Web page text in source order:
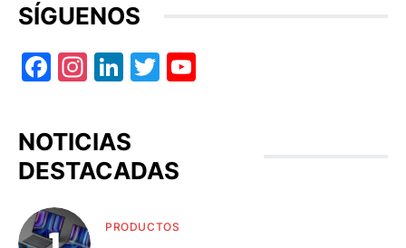
SÍGUENOS
Facebook
Instagram
LinkedIn
Twitter
NOTICIAS
DESTACADAS
PRODUCTOS